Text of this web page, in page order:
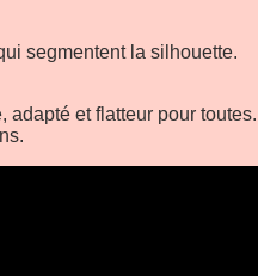
segmentent la silhouette.
adapté et flatteur pour